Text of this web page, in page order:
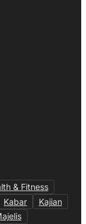
& Fitness
Kabar
Kajian